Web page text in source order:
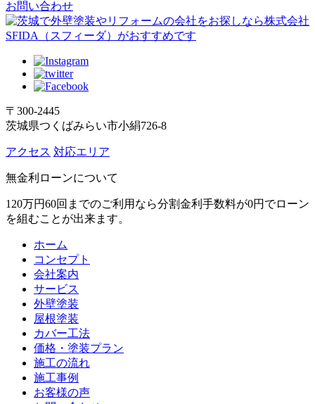
お問い合わせ
〒300-2445
茨城県つくばみらい市小絹726-8
アクセス 対応エリア
無金利ローンについて
120万円60回までのご利用なら分割金利手数料が0円でローン
を組むことが出来ます。
ホーム
コンセプト
会社案内
サービス
外壁塗装
屋根塗装
カバー工法
価格・塗装プラン
施工の流れ
施工事例
お客様の声